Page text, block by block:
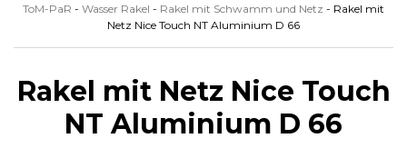
ToM-PaR - Wasser Rakel - Rakel mit Schwamm und Netz - Rakel mit
Netz Nice Touch NT Aluminium D 66
Rakel mit Netz Nice Touch
NT Aluminium D 66